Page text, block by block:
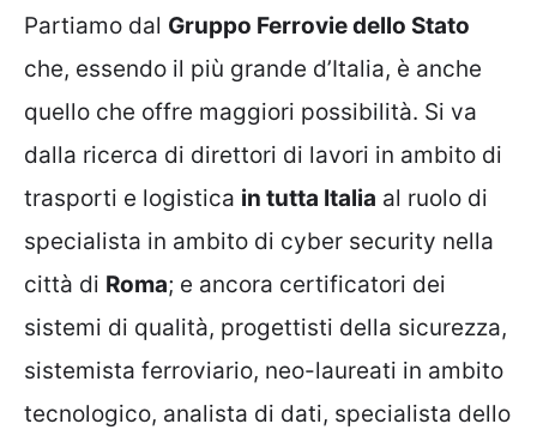
Partiamo dal Gruppo Ferrovie dello Stato
che, essendo il più grande d’Italia, è anche
quello che offre maggiori possibilità. Si va
dalla ricerca di direttori di lavori in ambito di
trasporti e logistica in tutta Italia al ruolo di
specialista in ambito di cyber security nella
città di Roma; e ancora certificatori dei
sistemi di qualità, progettisti della sicurezza,
sistemista ferroviario, neo-laureati in ambito
tecnologico, analista di dati, specialista dello